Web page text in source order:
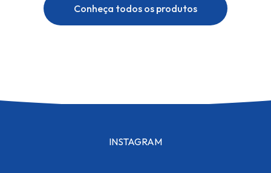
Conheça todos os produtos
INSTAGRAM